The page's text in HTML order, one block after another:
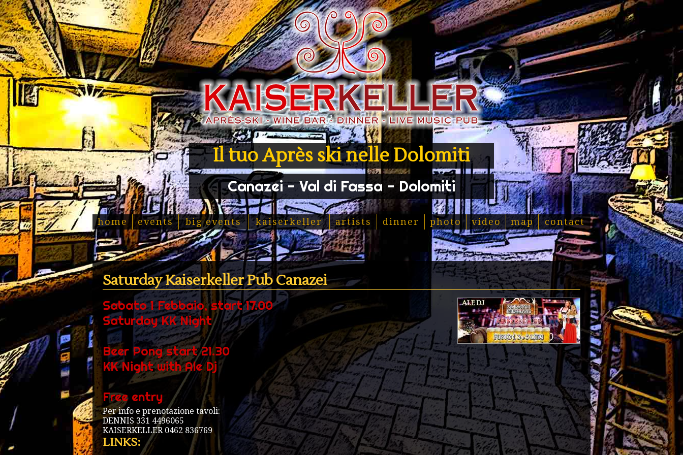
Il tuo Après ski nelle Dolomiti
Canazei - Val di Fassa - Dolomiti
home events big events kaiserkeller artists dinner photo video map contact
Saturday Kaiserkeller Pub Canazei
Sabato 1 Febbaio, start 17.00
Saturday KK Night
Beer Pong start 21.30
KK Night with Ale Dj
Free entry
Per info e prenotazione tavoli:
DENNIS 331 4496065
KAISERKELLER 0462 836769
LINKS: